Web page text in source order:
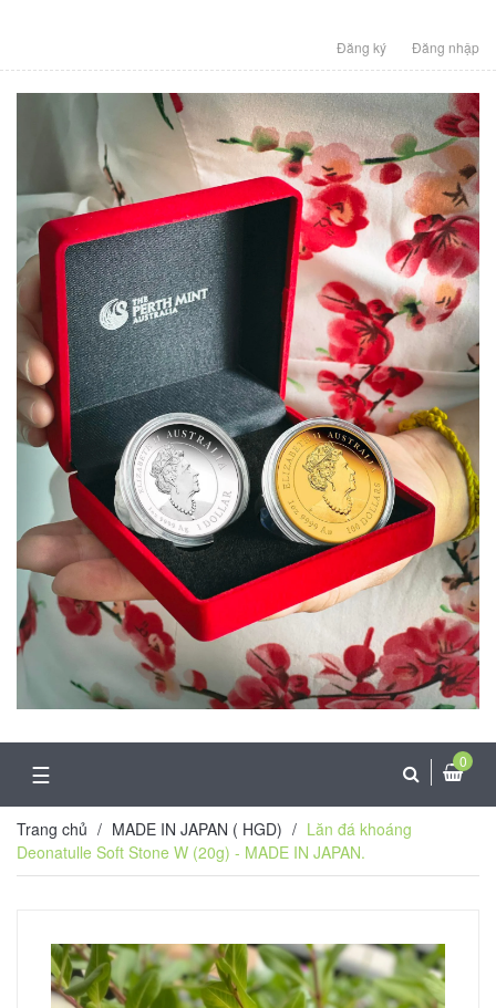
Đăng ký Đăng nhập
☰ 0
Trang chủ / MADE IN JAPAN ( HGD) / Lăn đá khoáng
Deonatulle Soft Stone W (20g) - MADE IN JAPAN.